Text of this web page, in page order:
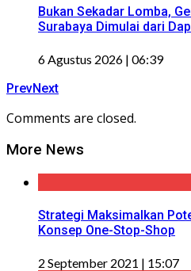
Bukan Sekadar Lomba,
Surabaya Dimulai dari
6 Agustus 2026 | 06:39
PrevNext
Comments are closed.
More News
Strategi Maksimalkan
Konsep One-Stop-Shop
2 September 2021 | 15:07